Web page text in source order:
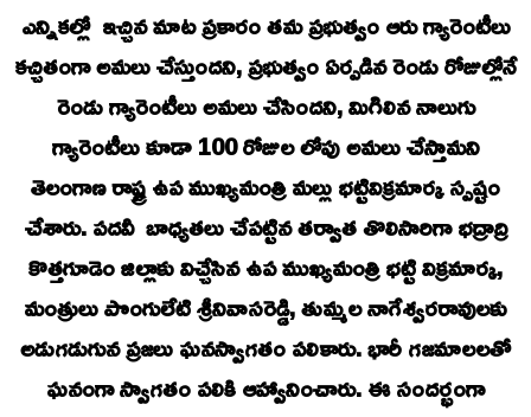
ఎన్నికల్లో ఇచ్చిన మాట ప్రకారం తమ ప్రభుత్వం ఆరు గ్యారెంటీలు
కచ్చితంగా అమలు చేస్తుందని, ప్రభుత్వం ఏర్పడిన రెండు రోజుల్లోనే
రెండు గ్యారెంటీలు అమలు చేసిందని, మిగిలిన నాలుగు
గ్యారెంటీలు కూడా 100 రోజుల లోపు అమలు చేస్తామని
తెలంగాణ రాష్ట్ర ఉప ముఖ్యమంత్రి మల్లు భట్టివిక్రమార్క స్పష్టం
చేశారు. పదవీ బాధ్యతలు చేపట్టిన తర్వాత తొలిసారిగా భద్రాద్రి
కొత్తగూడెం జిల్లాకు విచ్చేసిన ఉప ముఖ్యమంత్రి భట్టి విక్రమార్క,
మంత్రులు పొంగులేటి శ్రీనివాసరెడ్డి, తుమ్మల నాగేశ్వరరావులకు
అడుగడుగున ప్రజలు ఘనస్వాగతం పలికారు. భారీ గజమాలలతో
ఘనంగా స్వాగతం పలికి ఆహ్వానించారు. ఈ సందర్భంగా